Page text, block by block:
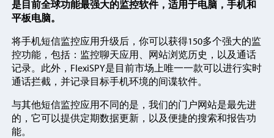
是目前全球功能最强大的监控软件，适用于电脑，手机和
平板电脑。
将手机短信监控应用升级后，你可以获得150多个强大的监
控功能，包括：监控聊天应用、网站浏览历史，以及通话
记录。此外，FlexiSPY是目前市场上唯一一款可以进行实时
通话拦截，并记录目标手机环境的间谍软件。
与其他短信监控应用不同的是，我们的门户网站是最先进
的，它可以提供定期数据更新，以及便捷的搜索和报告功
能。